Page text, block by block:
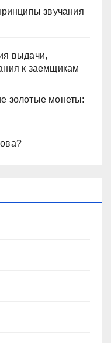
звучания
выдачи,
к заемщикам
золотые монеты: